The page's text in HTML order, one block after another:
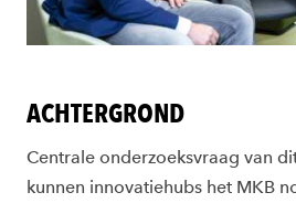
ACHTERGROND
Centrale onderzoeksvraag van
kunnen innovatiehubs het MKB